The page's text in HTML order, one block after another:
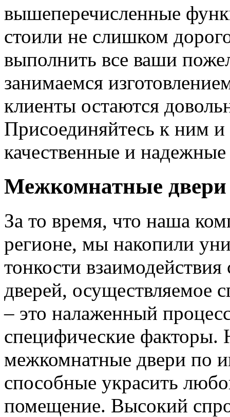
вышеперечисленные
стоили не слишком
выполнить все ваши
занимаемся
клиенты остаются
Присоединяйтесь к ним
качественные и
Межкомнатные двери
За то время, что наша
регионе, мы накопили
тонкости
дверей, осуществляемое
– это налаженный
специфические
межкомнатные двери по
способные украсить
помещение. Высокий